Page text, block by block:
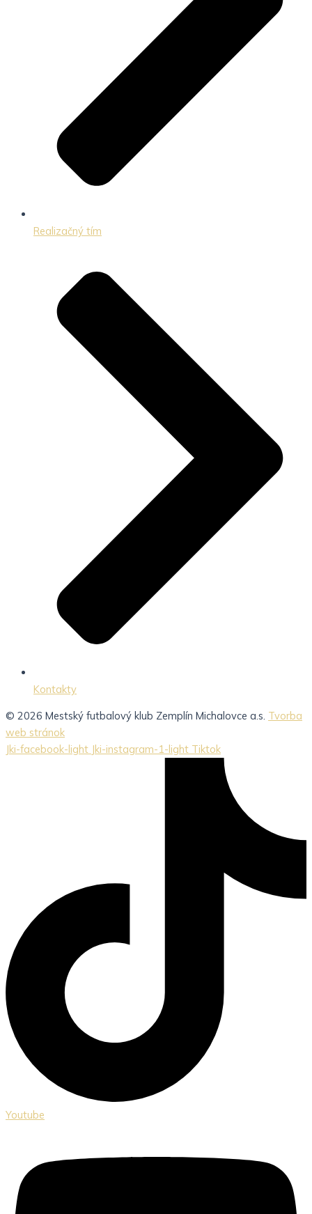
Realizačný tím
Kontakty
© 2026 Mestský futbalový klub Zemplín Michalovce a.s. Tvorba
web stránok
Jki-facebook-light Jki-instagram-1-light Tiktok
Youtube